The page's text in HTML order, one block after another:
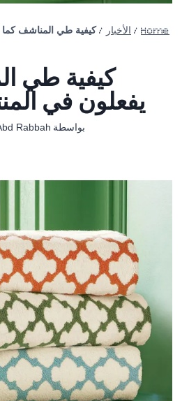
Home
/ الأخبار /كيفية طي المناشف
كيفية طي
يفعلون في
بواسطة Rabbah